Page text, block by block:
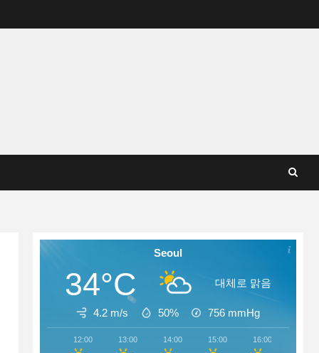
Seoul
34°C 대체로 맑음
4.2 m/s 50% 756 mmHg
12:00 13:00 14:00 15:00 16:00